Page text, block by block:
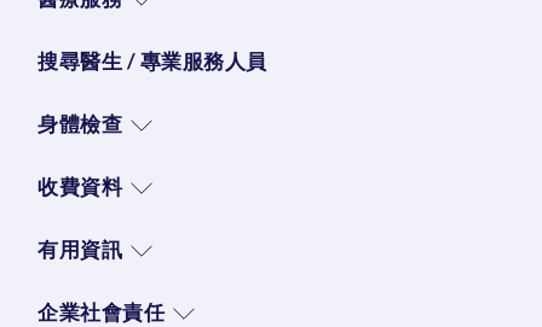
搜尋醫生 / 專業服務人員
身體檢查
收費資料
有用資訊
企業社會責任